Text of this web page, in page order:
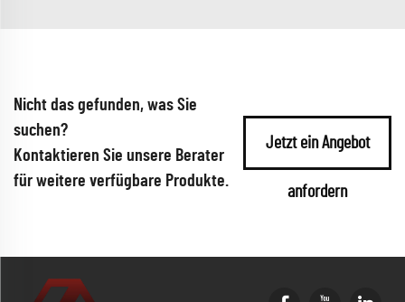
Nicht das gefunden, was Sie
suchen?
Kontaktieren Sie unsere Berater
für weitere verfügbare Produkte.
Jetzt ein Angebot
anfordern